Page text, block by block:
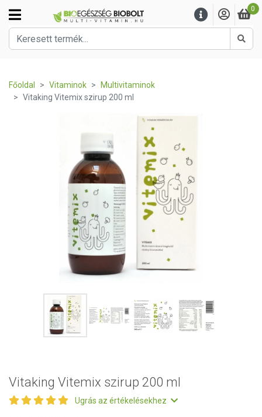
0
Főoldal Vitaminok
Multivitaminok
Vitaking Vitemix szirup 200 ml
Vitaking Vitemix szirup 200 ml
Ugrás az értékelésekhez